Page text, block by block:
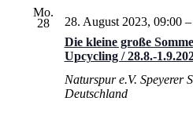
Mo.
28
Die kleine große
Upcycling / 28.8.-
28. August 2023, 09:00–
Naturspur e.V. Speyerer
Deutschland